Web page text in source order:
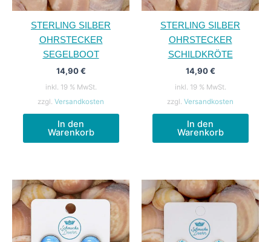
STERLING SILBER
OHRSTECKER
SEGELBOOT
14,90€
inkl. 19 % MwSt.
zzgl. Versandkosten
In den
Warenkorb
STERLING SILBER
OHRSTECKER
SCHILDKRÖTE
14,90€
inkl. 19 % MwSt.
zzgl. Versandkosten
In den
Warenkorb